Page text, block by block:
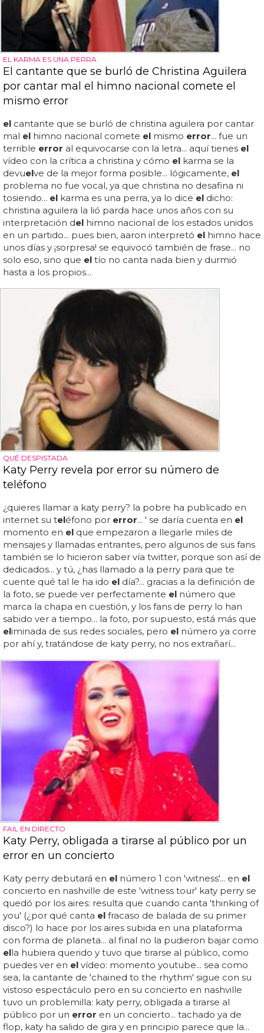
EL KARMA ES UNA PERRA
El cantante que se burló de Christina Aguilera
por cantar mal el himno nacional comete el
mismo error
el cantante que se burló de christina aguilera por cantar
mal el himno nacional comete el mismo error... fue un
terrible error al equivocarse con la letra... aquí tienes el
vídeo con la crítica a christina y cómo el karma se la
devuelve de la mejor forma posible... lógicamente, el
problema no fue vocal, ya que christina no desafina ni
tosiendo... el karma es una perra, ya lo dice el dicho:
christina aguilera la lió parda hace unos años con su
interpretación del himno nacional de los estados unidos
en un partido... pues bien, aaron interpretó el himno hace
unos días y ¡sorpresa! se equivocó también de frase... no
solo eso, sino que el tío no canta nada bien y durmió
hasta a los propios...
QUÉ DESPISTADA
Katy Perry revela por error su número de
teléfono
¿quieres llamar a katy perry? la pobre ha publicado en
internet su teléfono por error... ' se daría cuenta en el
momento en el que empezaron a llegarle miles de
mensajes y llamadas entrantes, pero algunos de sus fans
también se lo hicieron saber vía twitter, porque son así de
dedicados... y tú, ¿has llamado a la perry para que te
cuente qué tal le ha ido el día?... gracias a la definición de
la foto, se puede ver perfectamente el número que
marca la chapa en cuestión, y los fans de perry lo han
sabido ver a tiempo... la foto, por supuesto, está más que
eliminada de sus redes sociales, pero el número ya corre
por ahí y, tratándose de katy perry, no nos extrañarí...
FAIL EN DIRECTO
Katy Perry, obligada a tirarse al público por un
error en un concierto
Katy perry debutará en el número 1 con 'witness'... en el
concierto en nashville de este 'witness tour' katy perry se
quedó por los aires: resulta que cuando canta 'thinking of
you' (¿por qué canta el fracaso de balada de su primer
disco?) lo hace por los aires subida en una plataforma
con forma de planeta... al final no la pudieron bajar como
ella hubiera querido y tuvo que tirarse al público, como
puedes ver en el vídeo: momento youtube... sea como
sea, la cantante de 'chained to the rhythm' sigue con su
vistoso espectáculo pero en su concierto en nashville
tuvo un problemilla: katy perry, obligada a tirarse al
público por un error en un concierto... tachado ya de
flop, katy ha salido de gira y en principio parece que la...